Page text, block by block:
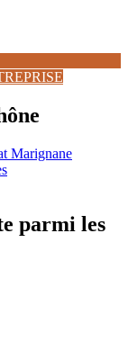
Marignane
parmi les